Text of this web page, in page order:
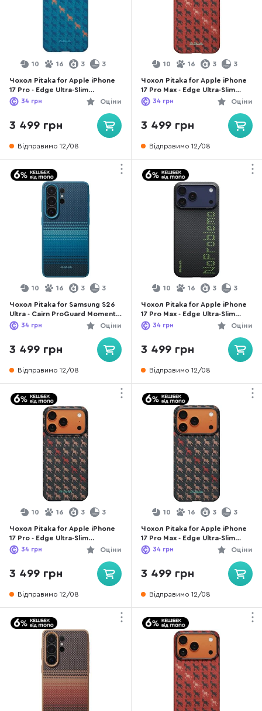
10 16 3 3
Чохол Pitaka for Apple iPhone
17 Pro - Edge Ultra-Slim
Happiness Rides Indigo
(HR1702P)
Оціни
34 грн
3 499 грн
Відправимо 12/08
10 16 3 3
Чохол Pitaka for Apple iPhone
17 Pro Max - Edge Ultra-Slim
Happiness Rides Maroon
(HR1708PM)
Оціни
34 грн
3 499 грн
Відправимо 12/08
10 16 3 3
Чохол Pitaka for Samsung S26
Ultra - Cairn ProGuard Moment
Moonrise (PBS2604U)
Оціни
34 грн
3 499 грн
Відправимо 12/08
10 16 3 3
Чохол Pitaka for Apple iPhone
17 Pro Max - Edge Ultra-Slim
Aries NoProblemo (KI1701NOP)
Оціни
34 грн
3 499 грн
Відправимо 12/08
10 16 3 3
Чохол Pitaka for Apple iPhone
17 Pro - Edge Ultra-Slim
Happiness Rides Ebony
(HR1707P)
Оціни
34 грн
3 499 грн
Відправимо 12/08
10 16 3 3
Чохол Pitaka for Apple iPhone
17 Pro Max - Edge Ultra-Slim
Happiness Rides Ebony
(HR1707PM)
Оціни
34 грн
3 499 грн
Відправимо 12/08